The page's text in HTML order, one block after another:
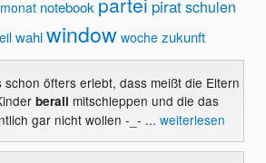
monat notebook piratschulen
wahlwindow woche zukunft
schon öfters erlebt, dass meißt die Eltern
berall mitschleppen und die das
gar nicht wollen -_- ... weiterlesen